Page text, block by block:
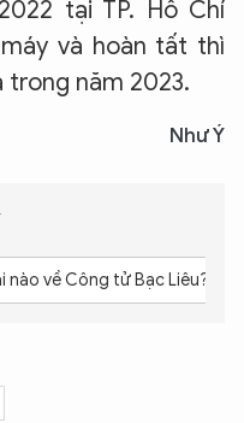
tại TP. Hồ Chí
và hoàn tất thì
trong năm 2023.
Như Ý
nào về Công tử Bạc Liêu?